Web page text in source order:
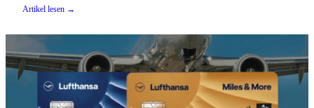
Artikel lesen →